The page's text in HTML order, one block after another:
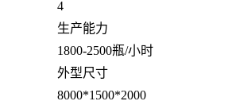
4
生产能力
1800-2500瓶/小时
外型尺寸
8000*1500*2000